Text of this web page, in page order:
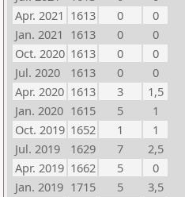
Apr. 2021 1613 0
0
Jan. 2021 1613 0
0
Oct. 2020 1613 0
0
Jul. 2020
1613 0
0
Apr. 2020 1613 3
1,5
Jan. 2020 1615 5
1
Oct. 2019 1652 1
1
Jul. 2019
1629 7
2,5
Apr. 2019 1662 5
0
Jan. 2019 1715 5
3,5